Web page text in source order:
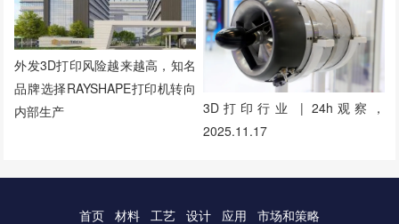
外发3D打印风险越来越高，知名
品牌选择RAYSHAPE打印机转向
内部生产
3D打印行业 | 24h观察，
2025.11.17
首页 材料 工艺 设计 应用 市场和策略